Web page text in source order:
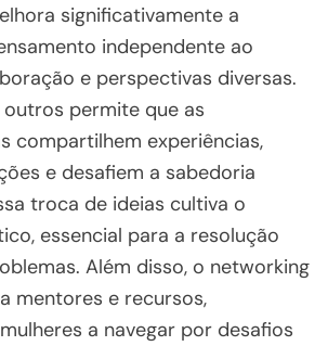
significativamente a
independente ao
e perspectivas diversas.
permite que as
compartilhem experiências,
e desafiem a sabedoria
troca de ideias cultiva o
essencial para a resolução
Além disso, o networking
mentores e recursos,
a navegar por desafios